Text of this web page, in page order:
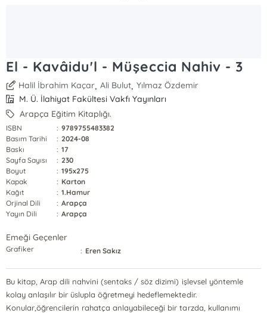
El - Kavâidu'l - Müşeccia Nahiv - 3
Halil İbrahim Kaçar, Ali Bulut, Yılmaz Özdemir
M. Ü. İlahiyat Fakültesi Vakfı Yayınları
Arapça Eğitim Kitaplığı.
ISBN : 9789755483382
Basım Tarihi
: 2024-08
Baskı
: 17
Sayfa Sayısı
: 230
Boyut
: 195x275
Kapak
: Karton
Kağıt
: 1.Hamur
Orjinal Dili
: Arapça
Yayın Dili
: Arapça
Emeği Geçenler
Grafiker : Eren Sakız
Bu kitap, Arap dili nahvini (sentaks / söz dizimi) işlevsel yöntemle
kolay anlaşılır bir üslupla öğretmeyi hedeflemektedir.
Konular,öğrencilerin rahatça anlayabileceği bir tarzda, kullanımı